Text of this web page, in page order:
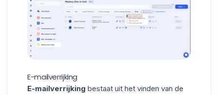
E-mailverrijking
E-mailverrijking bestaat uit het vinden van de